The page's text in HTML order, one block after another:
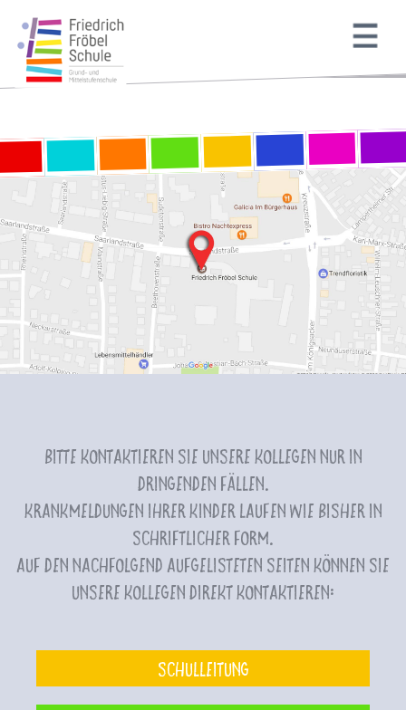
Bitte kontaktieren Sie unsere Kollegen nur in
dringenden Fällen.
Krankmeldungen Ihrer Kinder laufen wie bisher in
schriftlicher Form.
Auf den nachfolgend aufgelisteten Seiten können Sie
unsere Kollegen direkt kontaktieren:
Schulleitung